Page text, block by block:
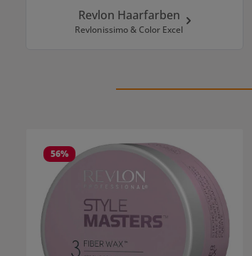
Revlon Haarfarben
Revlonissimo & Color Excel
56%